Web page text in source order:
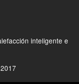
inteligente e